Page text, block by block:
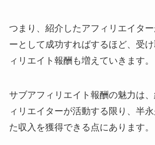
つまり、紹介したアフィリエイタ
ーとして成功すればするほど、受
ィリエイト報酬も増えていきます。
サブアフィリエイト報酬の魅力は
ィリエイターが活動する限り、半
た収入を獲得できる点にあります。